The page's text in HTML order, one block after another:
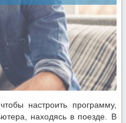
настроить программу,
находясь в поезде. В